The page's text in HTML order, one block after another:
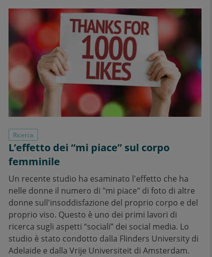
Ricerca
L’effetto dei “mi piace” sul corpo
femminile
Un recente studio ha esaminato l'effetto che ha
nelle donne il numero di "mi piace" di foto di altre
donne sull'insoddisfazione del proprio corpo e del
proprio viso. Questo è uno dei primi lavori di
ricerca sugli aspetti “sociali” dei social media. Lo
studio è stato condotto dalla Flinders University di
Adelaide e dalla Vrije Universiteit di Amsterdam.